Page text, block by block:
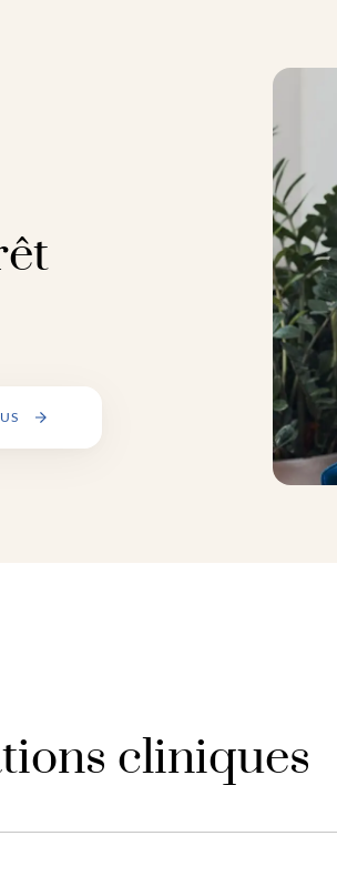
cliniques